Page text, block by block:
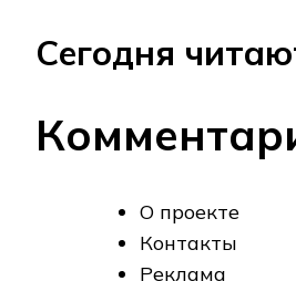
Сегодня
О проекте
Контакты
Реклама